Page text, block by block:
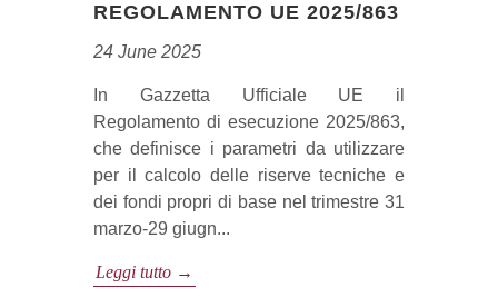
REGOLAMENTO UE 2025/863
24 June 2025
In Gazzetta Ufficiale UE il
Regolamento di esecuzione 2025/863,
che definisce i parametri da utilizzare
per il calcolo delle riserve tecniche e
dei fondi propri di base nel trimestre 31
marzo-29 giugn...
Leggi tutto →